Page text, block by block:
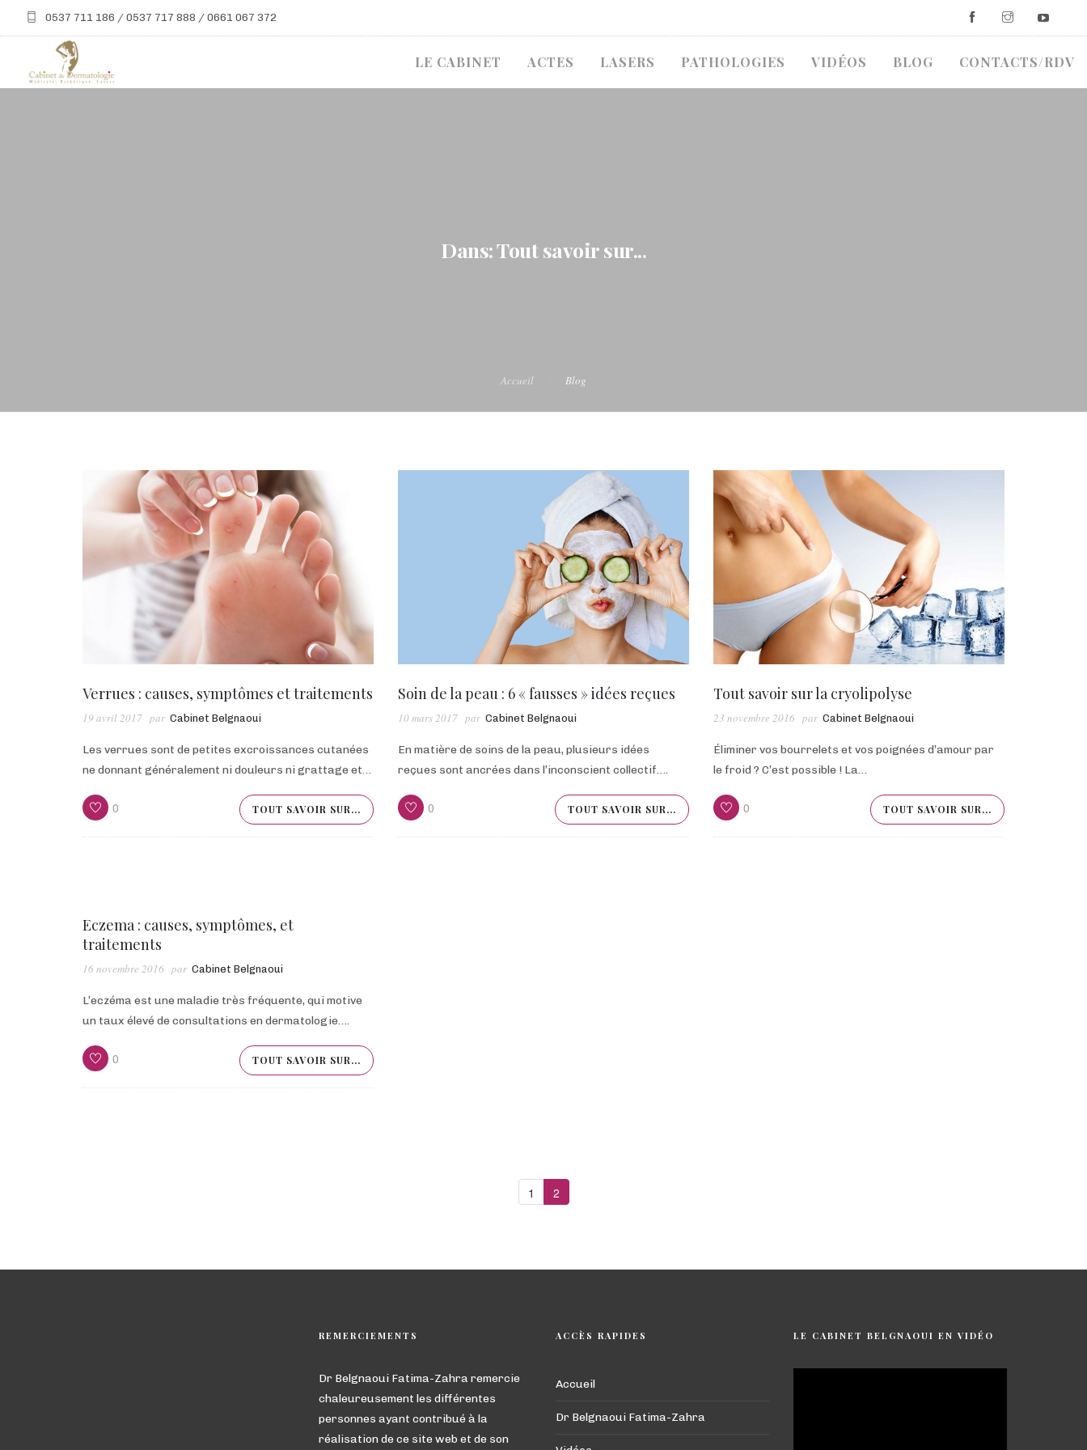
0537 711 186 / 0537 717 888 / 0661 067 372
LE CABINET ACTES LASERS PATHOLOGIES VIDÉOS BLOG CONTACTS/RDV
Dans: Tout savoir sur...
Accueil Blog
Verrues : causes, symptômes et traitements
19 avril 2017 par Cabinet Belgnaoui
Les verrues sont de petites excroissances cutanées
ne donnant généralement ni douleurs ni grattage et…
0 TOUT SAVOIR SUR...
Soin de la peau : 6 « fausses » idées reçues
10 mars 2017 par Cabinet Belgnaoui
En matière de soins de la peau, plusieurs idées
reçues sont ancrées dans l’inconscient collectif….
0 TOUT SAVOIR SUR...
Tout savoir sur la cryolipolyse
23 novembre 2016 par Cabinet Belgnaoui
Éliminer vos bourrelets et vos poignées d’amour par
le froid ? C’est possible ! La…
0 TOUT SAVOIR SUR...
Eczema : causes, symptômes, et
traitements
16 novembre 2016 par Cabinet Belgnaoui
L’eczéma est une maladie très fréquente, qui motive
un taux élevé de consultations en dermatologie….
0 TOUT SAVOIR SUR...
1 2
REMERCIEMENTS
Dr Belgnaoui Fatima-Zahra remercie
chaleureusement les différentes
personnes ayant contribué à la
réalisation de ce site web et de son
ACCÈS RAPIDES
Accueil
Dr Belgnaoui Fatima-Zahra
LE CABINET BELGNAOUI EN VIDÉO